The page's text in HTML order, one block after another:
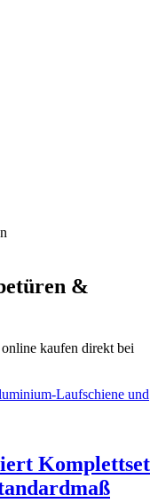
&
kaufen direkt bei
Komplettset